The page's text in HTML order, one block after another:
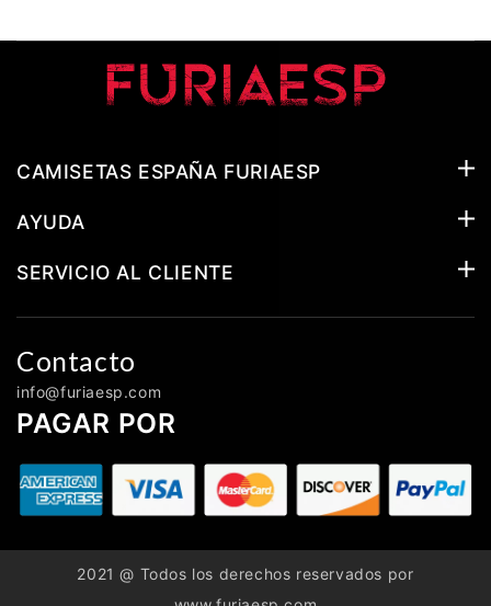
CAMISETAS ESPAÑA FURIAESP
AYUDA
SERVICIO AL CLIENTE
Contacto
info@furiaesp.com
PAGAR POR
2021 @ Todos los derechos reservados por